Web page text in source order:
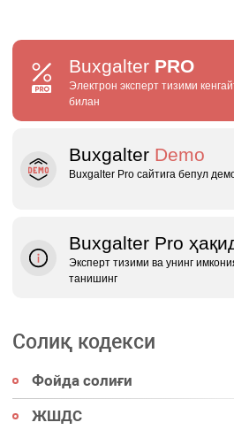
Buxgalter PRO
Электрон эксперт тизими
билан
Buxgalter Demo
Buxgalter Pro сайтига бепул
Buxgalter Pro
Эксперт тизими ва унинг
танишинг
Солиқ кодекси
Фойда солиғи
ЖШДС